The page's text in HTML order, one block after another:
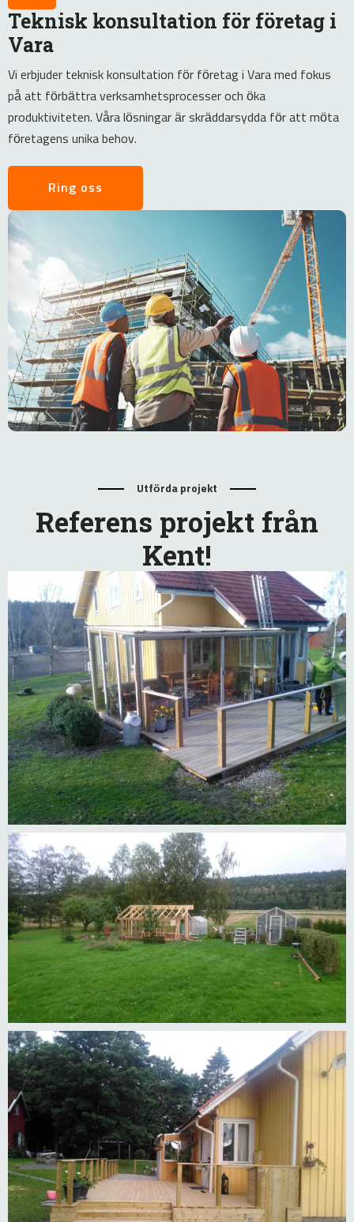
Teknisk konsultation för företag i
Vara
Vi erbjuder teknisk konsultation för företag i Vara med fokus
på att förbättra verksamhetsprocesser och öka
produktiviteten. Våra lösningar är skräddarsydda för att möta
företagens unika behov.
Ring oss
Utförda projekt
Referens projekt från
Kent!